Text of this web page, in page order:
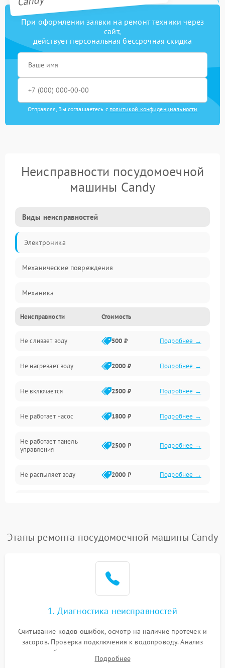
При оформлении заявки на ремонт техники через
сайт,
действует персональная бессрочная скидка
Отправляя, Вы соглашаетесь с политикой конфиденциальности
Неисправности посудомоечной
машины Candy
Виды неисправностей
Электроника
Механические повреждения
Механика
Управление
Электропитание
Датчики
Нагрев
Вода
Гигиена
Программное обеспечение
Неисправности Стоимость
Не сливает воду 500 ₽ Подробнее →
Не нагревает воду 2000 ₽ Подробнее →
Не включается 2500 ₽ Подробнее →
Не работает насос 1800 ₽ Подробнее →
Не работает панель
управления
2500 ₽ Подробнее →
Не распыляет воду 2000 ₽ Подробнее →
воды
1800 ₽ Подробнее →
Проблемы с
Этапы ремонта посудомоечной машины Candy
1. Диагностика неисправностей
Считывание кодов ошибок, осмотр на наличие протечек и
засоров. Проверка подключения к водопроводу. Анализ
жалоб на отсутствие слива, нагрева, вращения
разбрызгивателей или срабатывание системы защиты
Подробнее